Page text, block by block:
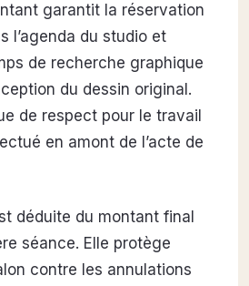
garantit la réservation
l’agenda du studio et
de recherche graphique
du dessin original.
de respect pour le travail
en amont de l’acte de
déduite du montant final
séance. Elle protège
contre les annulations